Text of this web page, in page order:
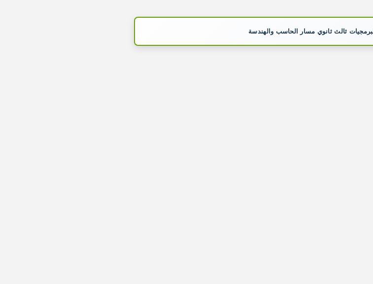
ثالث ثانوي مسار الحاسب والهندسة